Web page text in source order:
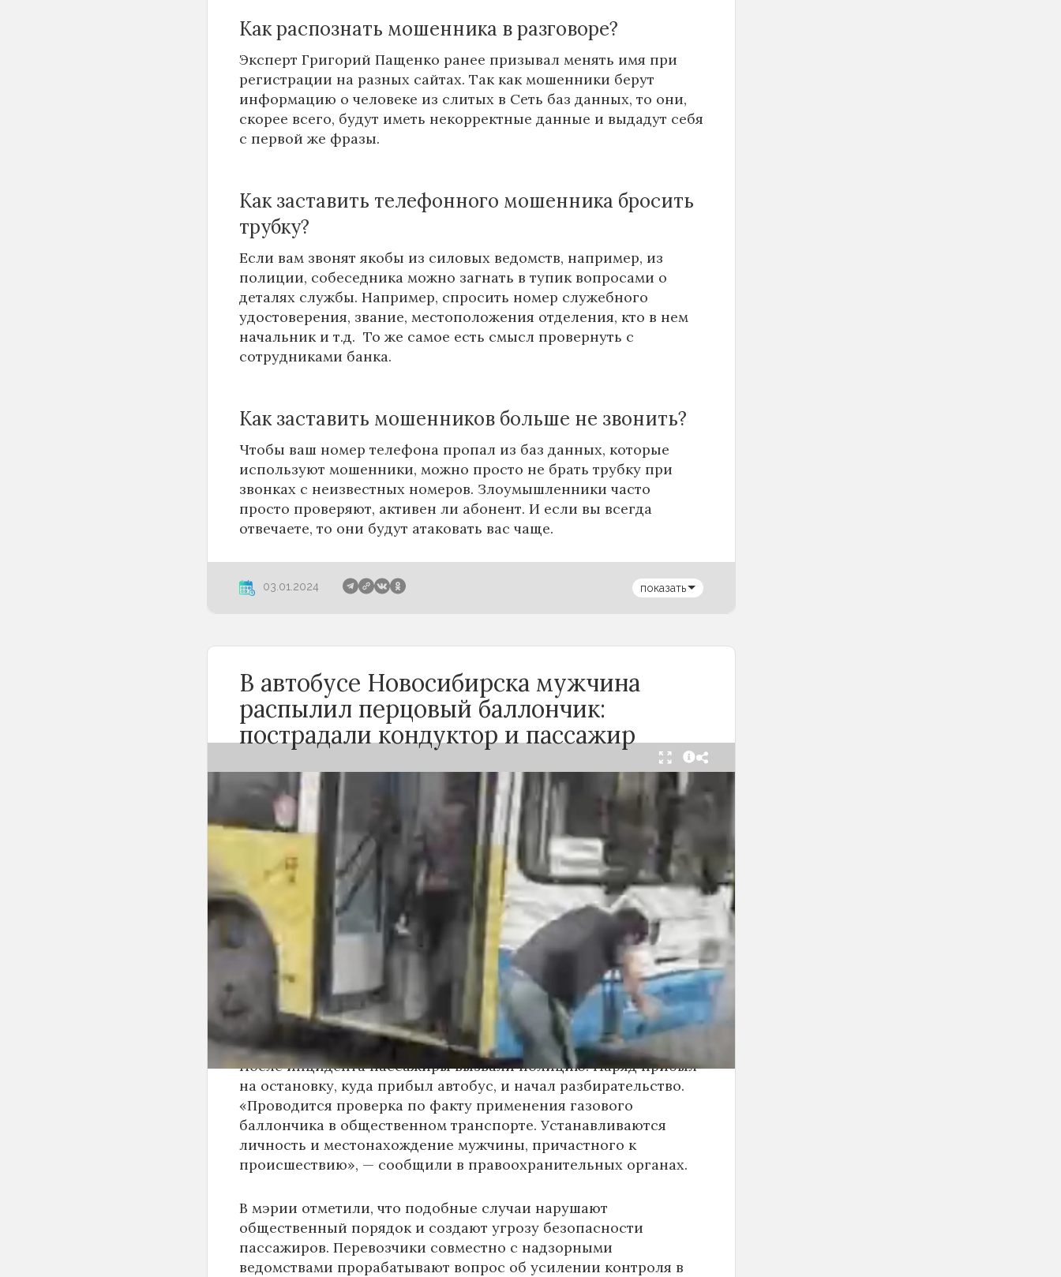
Как распознать мошенника в разговоре?
Эксперт Григорий Пащенко ранее призывал менять имя при
регистрации на разных сайтах. Так как мошенники берут
информацию о человеке из слитых в Сеть баз данных, то они,
скорее всего, будут иметь некорректные данные и выдадут себя
с первой же фразы.
Как заставить телефонного мошенника бросить
трубку?
Если вам звонят якобы из силовых ведомств, например, из
полиции, собеседника можно загнать в тупик вопросами о
деталях службы. Например, спросить номер служебного
удостоверения, звание, местоположения отделения, кто в нем
начальник и т.д. То же самое есть смысл провернуть с
сотрудниками банка.
Как заставить мошенников больше не звонить?
Чтобы ваш номер телефона пропал из баз данных, которые
используют мошенники, можно просто не брать трубку при
звонках с неизвестных номеров. Злоумышленники часто
просто проверяют, активен ли абонент. И если вы всегда
отвечаете, то они будут атаковать вас чаще.
03.01.2024 показать
В автобусе Новосибирска мужчина
распылил перцовый баллончик:
пострадали кондуктор и пассажир
Вечером 24 сентября в салоне автобуса маршрута №18 в
Новосибирске произошёл инцидент с применением перцового
баллончика. Как сообщили очевидцы в
Telegram-канале
«Инцидент Новосибирск»
, неизвестный мужчина с бородой
сначала вступил в перепалку с кондуктором, затем поссорился
с другими пассажирами. В ходе конфликта он достал газовый
баллончик и распылил его в салоне.
По предварительным данным, пострадали кондуктор и один из
пассажиров-мужчин. У них зафиксированы признаки
поражения слизистых оболочек. Медицинская помощь была
оказана на месте, их состояние оценивается как
удовлетворительное.
После инцидента пассажиры вызвали полицию. Наряд прибыл
на остановку, куда прибыл автобус, и начал разбирательство.
«Проводится проверка по факту применения газового
баллончика в общественном транспорте. Устанавливаются
личность и местонахождение мужчины, причастного к
происшествию», — сообщили в правоохранительных органах.
В мэрии отметили, что подобные случаи нарушают
общественный порядок и создают угрозу безопасности
пассажиров. Перевозчики совместно с надзорными
ведомствами прорабатывают вопрос об усилении контроля в